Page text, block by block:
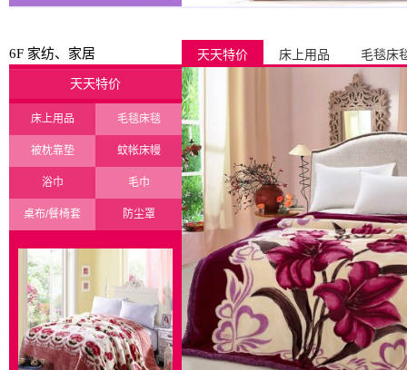
6F 家纺、家居 天天特价 床上用品 毛毯床
天天特价
床上用品 毛毯床毯
被枕靠垫 蚊帐床幔
浴巾 毛巾
桌布/餐椅套 防尘罩